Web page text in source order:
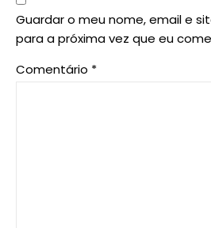
Guardar o meu nome, email e
para a próxima vez que eu
Comentário *